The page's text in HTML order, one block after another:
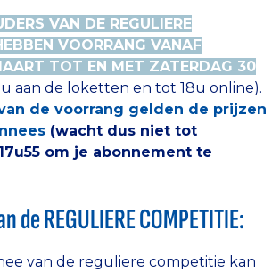
VAN DE REGULIERE
VOORRANG VANAF
TOT EN MET ZATERDAG 30
aan de loketten en tot 18u online).
de voorrang gelden de prijzen
(wacht dus niet tot
om je abonnement te
deREGULIERE COMPETITIE:
van de reguliere competitie kan